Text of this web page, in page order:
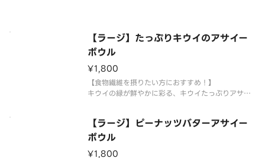
います。アサイーにかけてお召し上がりください。
【ラージ】たっぷりキウイのアサイー
ボウル
¥1,800
【食物繊維を摂りたい方におすすめ！】
キウイの緑が鮮やかに彩る、キウイたっぷりアサイ
ジナルアサイーボウルをお楽しみください。◆サイ
ズレギュラー：アサイーベース220g目安ラージ：
【ラージ】ピーナッツバターアサイー
ボウル
¥1,800